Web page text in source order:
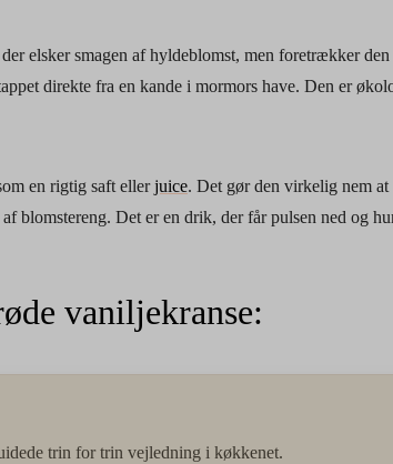
elsker smagen af hyldeblomst, men foretrækker
direkte fra en kande i mormors have. Den er
en rigtig saft ellerjuice. Det gør den virkelig nem
blomstereng. Det er en drik, der får pulsen ned og
vaniljekranse:
trin for trin vejledning i køkkenet.